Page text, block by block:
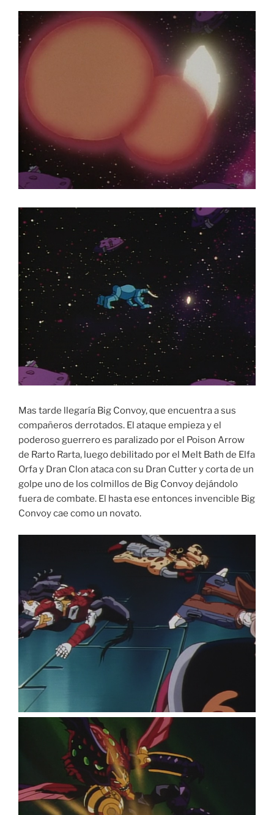
Mas tarde llegaría Big Convoy, que encuentra a sus
compañeros derrotados. El ataque empieza y el
poderoso guerrero es paralizado por el Poison Arrow
de Rarto Rarta, luego debilitado por el Melt Bath de Elfa
Orfa y Dran Clon ataca con su Dran Cutter y corta de un
golpe uno de los colmillos de Big Convoy dejándolo
fuera de combate. El hasta ese entonces invencible Big
Convoy cae como un novato.